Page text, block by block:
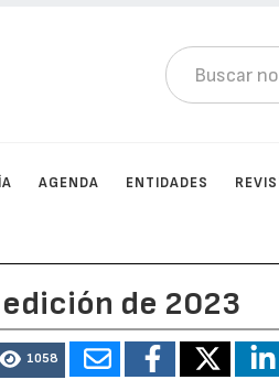
AGENDA ENTIDADES
edición de 2023
1058